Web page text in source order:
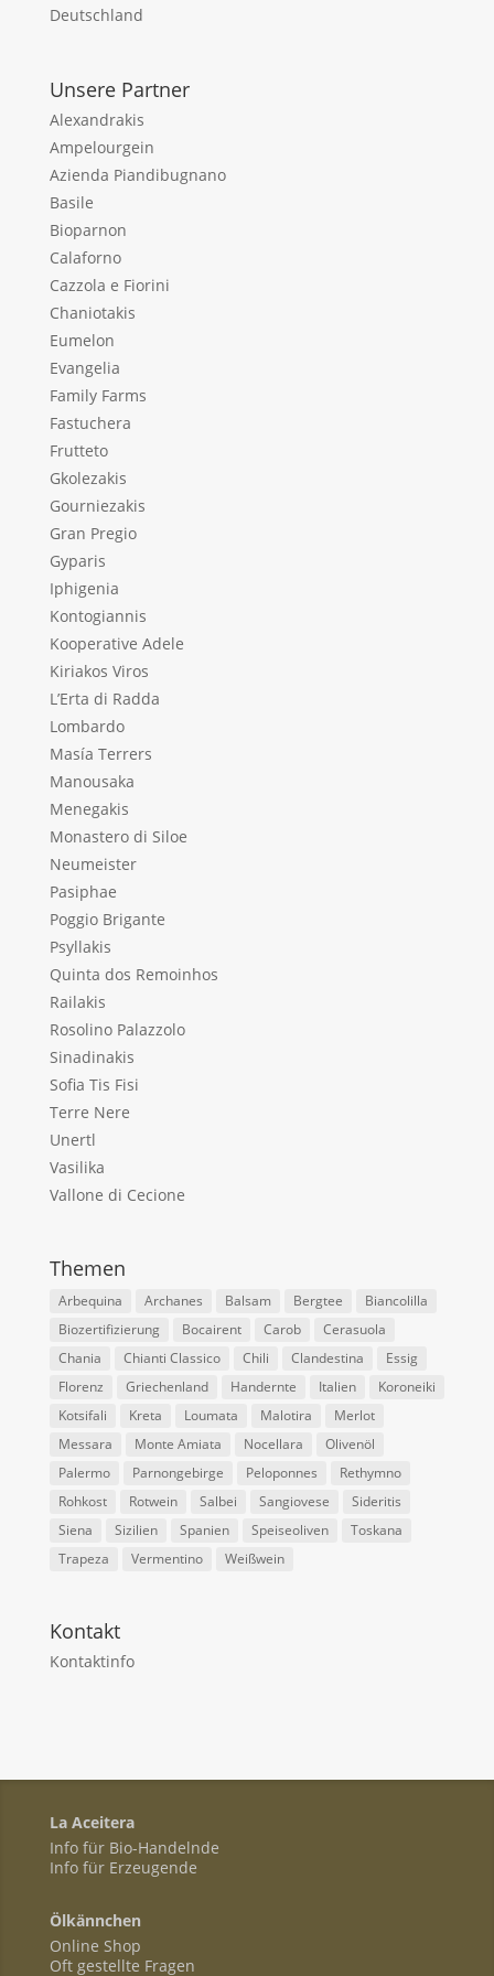
Deutschland
Unsere Partner
Alexandrakis
Ampelourgein
Azienda Piandibugnano
Basile
Bioparnon
Calaforno
Cazzola e Fiorini
Chaniotakis
Eumelon
Evangelia
Family Farms
Fastuchera
Frutteto
Gkolezakis
Gourniezakis
Gran Pregio
Gyparis
Iphigenia
Kontogiannis
Kooperative Adele
Kiriakos Viros
L’Erta di Radda
Lombardo
Masía Terrers
Manousaka
Menegakis
Monastero di Siloe
Neumeister
Pasiphae
Poggio Brigante
Psyllakis
Quinta dos Remoinhos
Railakis
Rosolino Palazzolo
Sinadinakis
Sofia Tis Fisi
Terre Nere
Unertl
Vasilika
Vallone di Cecione
Themen
Arbequina Archanes Balsam Bergtee
Biancolilla
Biozertifizierung
Bocairent Carob
Cerasuola
Chania
Chianti Classico Chili Clandestina
Essig
Florenz
Griechenland Handernte Italien
Koroneiki
Kotsifali
Kreta Loumata Malotira
Merlot
Messara
Monte Amiata Nocellara
Olivenöl
Palermo
Parnongebirge Peloponnes
Rethymno
Rohkost
Rotwein Salbei Sangiovese
Sideritis
Siena
Sizilien Spanien Speiseoliven
Toskana
Trapeza
Vermentino Weißwein
Kontakt
Kontaktinfo
La Aceitera
Info für Bio-Handelnde
Info für Erzeugende
Ölkännchen
Online Shop
Oft gestellte Fragen